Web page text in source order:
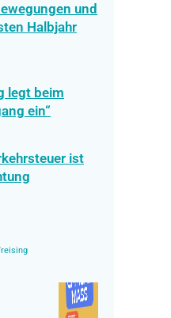
und
Halbjahr
legt beim
ein“
ist